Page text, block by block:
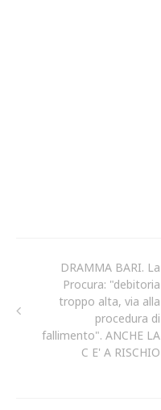
DRAMMA BARI. La
Procura: "debitoria
troppo alta, via alla
procedura di
fallimento". ANCHE LA
C E' A RISCHIO